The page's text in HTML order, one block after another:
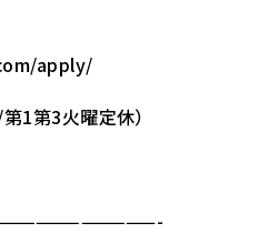
apply/
1第3火曜定休）